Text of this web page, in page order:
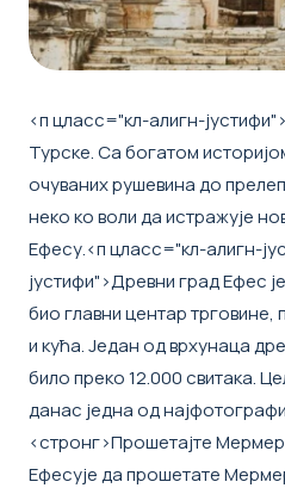
<п цласс="кл-алигн-
Турске. Са богатом
очуваних рушевина до
неко ко воли да истражује
Ефесу.<п цласс="кл-алигн-
јустифи">Древни град Ефес
био главни центар
и кућа. Један од врхунаца
било преко 12.000 свитака.
данас једна од
<стронг>Прошетајте
Ефесује да прошетате